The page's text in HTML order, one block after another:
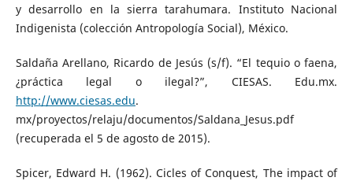
y desarrollo en la sierra tarahumara. Instituto Nacional
Indigenista (colección Antropología Social), México.
Saldaña Arellano, Ricardo de Jesús (s/f). “El tequio o faena,
¿práctica legal o ilegal?”, CIESAS. Edu.mx.
http://www.ciesas.edu.
mx/proyectos/relaju/documentos/Saldana_Jesus.pdf
(recuperada el 5 de agosto de 2015).
Spicer, Edward H. (1962). Cicles of Conquest, The impact of